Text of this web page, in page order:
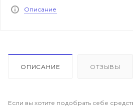
Описание
ОПИСАНИЕ ОТЗЫВЫ
Если вы хотите подобрать себе